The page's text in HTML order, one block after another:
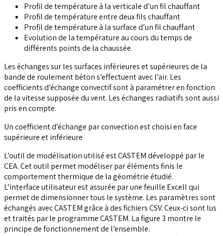
Profil de température à la verticale d’un fil chauffant
Profil de température entre deux fils chauffant
Profil de température à la surface d’un fil chauffant
Evolution de la température au cours du temps de
différents points de la chaussée.
Les échanges sur les surfaces inférieures et supérieures de la
bande de roulement béton s’effectuent avec l’air. Les
coefficients d’échange convectif sont à paramétrer en fonction
de la vitesse supposée du vent. Les échanges radiatifs sont aussi
pris en compte.
Un coefficient d’échange par convection est choisi en face
supérieure et inférieure
L’outil de modélisation utilisé est CASTEM développé par le
CEA. Cet outil permet modéliser par éléments finis le
comportement thermique de la géométrie étudié.
L’interface utilisateur est assurée par une feuille Excell qui
permet de dimensionner tous le système. Les paramètres sont
échangés avec CASTEM grâce à des fichiers CSV. Ceux-ci sont lus
et traités par le programme CASTEM. La figure 3 montre le
principe de fonctionnement de l’ensemble.